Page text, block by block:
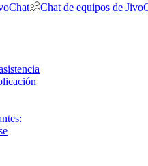
Chat de equipos de